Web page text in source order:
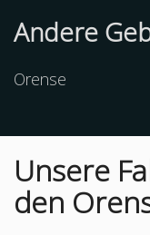
Andere
Orense
Unsere
den